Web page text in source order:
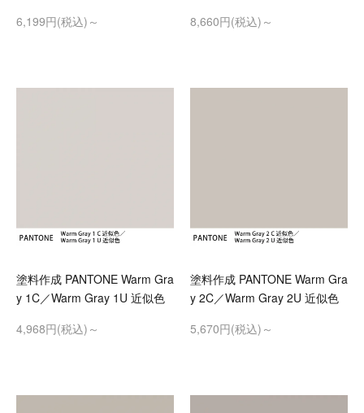
6,199円(税込)～
8,660円(税込)～
塗料作成 PANTONE Warm Gra
y 1C／Warm Gray 1U 近似色
4,968円(税込)～
塗料作成 PANTONE Warm Gra
y 2C／Warm Gray 2U 近似色
5,670円(税込)～